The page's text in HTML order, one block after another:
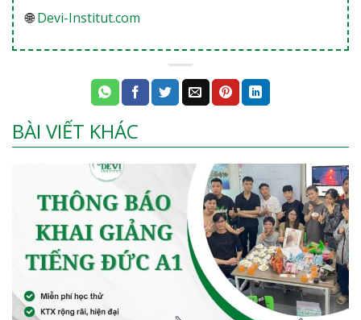
🌐Devi-Institut.com
BÀI VIẾT KHÁC